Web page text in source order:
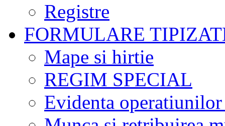
Registre
FORMULARE
Mape si hirtie
REGIM SPECIAL
Evidenta operatiunilor